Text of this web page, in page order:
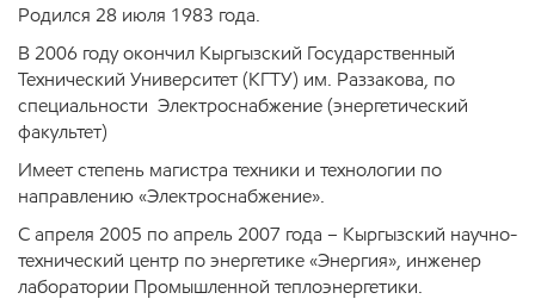
Родился 28 июля 1983 года.
В 2006 году окончил Кыргызский Государственный
Технический Университет (КГТУ) им. Раззакова, по
специальности Электроснабжение (энергетический
факультет)
Имеет степень магистра техники и технологии по
направлению «Электроснабжение».
С апреля 2005 по апрель 2007 года – Кыргызский научно-
технический центр по энергетике «Энергия», инженер
лаборатории Промышленной теплоэнергетики.